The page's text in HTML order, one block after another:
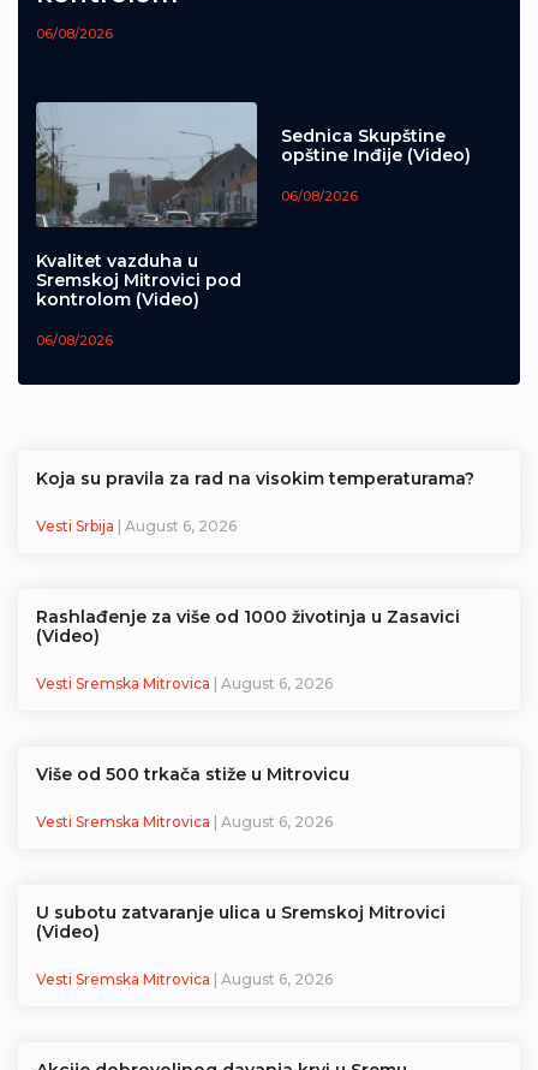
06/08/2026
Kvalitet vazduha u
Sremskoj Mitrovici pod
kontrolom (Video)
06/08/2026
Sednica Skupštine
opštine Inđije (Video)
06/08/2026
Koja su pravila za rad na visokim temperaturama?
Vesti Srbija | August 6, 2026
Rashlađenje za više od 1000 životinja u Zasavici
(Video)
Vesti Sremska Mitrovica | August 6, 2026
Više od 500 trkača stiže u Mitrovicu
Vesti Sremska Mitrovica | August 6, 2026
U subotu zatvaranje ulica u Sremskoj Mitrovici
(Video)
Vesti Sremska Mitrovica | August 6, 2026